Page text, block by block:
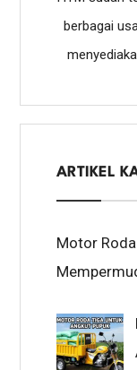
berbagai
ARTIKEL
Motor